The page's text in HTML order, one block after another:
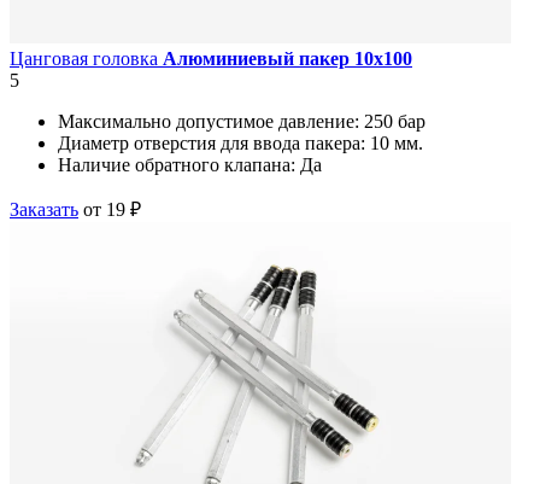
Цанговая головка Алюминиевый пакер 10х100
5
Максимально допустимое давление: 250 бар
Диаметр отверстия для ввода пакера: 10 мм.
Наличие обратного клапана: Да
Заказать от 19 ₽